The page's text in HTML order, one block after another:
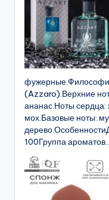
(Azzaro).Верхние
ананас.Ноты
мох.Базовые ноты:
100Группа